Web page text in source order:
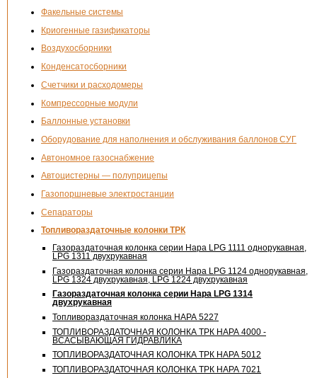
Факельные системы
Криогенные газификаторы
Воздухосборники
Конденсатосборники
Счетчики и расходомеры
Компрессорные модули
Баллонные установки
Оборудование для наполнения и обслуживания баллонов СУГ
Автономное газоснабжение
Автоцистерны — полуприцепы
Газопоршневые электростанции
Сепараторы
Топливораздаточные колонки ТРК
Газораздаточная колонка серии Нара LPG 1111 однорукавная,
LPG 1311 двухрукавная
Газораздаточная колонка серии Нара LPG 1124 однорукавная,
LPG 1324 двухрукавная, LPG 1224 двухрукавная
Газораздаточная колонка серии Нара LPG 1314
двухрукавная
Топливораздаточная колонка НАРА 5227
ТОПЛИВОРАЗДАТОЧНАЯ КОЛОНКА ТРК НАРА 4000 -
ВСАСЫВАЮЩАЯ ГИДРАВЛИКА
ТОПЛИВОРАЗДАТОЧНАЯ КОЛОНКА ТРК НАРА 5012
ТОПЛИВОРАЗДАТОЧНАЯ КОЛОНКА ТРК НАРА 7021